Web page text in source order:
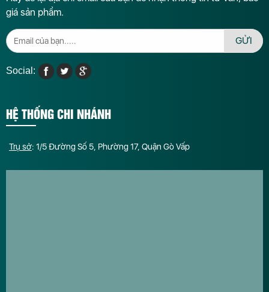
giá sản phẩm.
GỬI
Social:
HỆ THỐNG CHI NHÁNH
Trụ sở: 1/5 Đường Số 5, Phường 17, Quận Gò Vấp